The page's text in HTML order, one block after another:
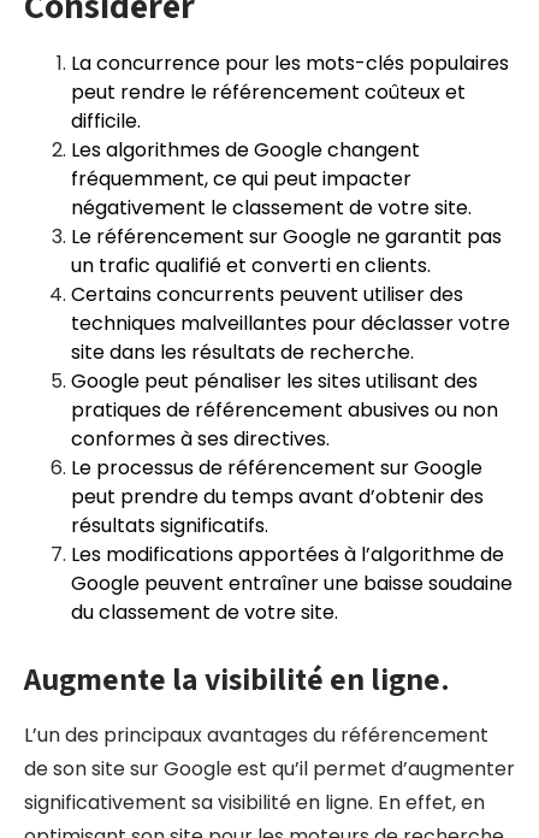
La concurrence pour les mots-clés populaires
peut rendre le référencement coûteux et
difficile.
Les algorithmes de Google changent
fréquemment, ce qui peut impacter
négativement le classement de votre site.
Le référencement sur Google ne garantit pas
un trafic qualifié et converti en clients.
Certains concurrents peuvent utiliser des
techniques malveillantes pour déclasser votre
site dans les résultats de recherche.
Google peut pénaliser les sites utilisant des
pratiques de référencement abusives ou non
conformes à ses directives.
Le processus de référencement sur Google
peut prendre du temps avant d’obtenir des
résultats significatifs.
Les modifications apportées à l’algorithme de
Google peuvent entraîner une baisse soudaine
du classement de votre site.
Augmente la visibilité en ligne.
L’un des principaux avantages du référencement
de son site sur Google est qu’il permet d’augmenter
significativement sa visibilité en ligne. En effet, en